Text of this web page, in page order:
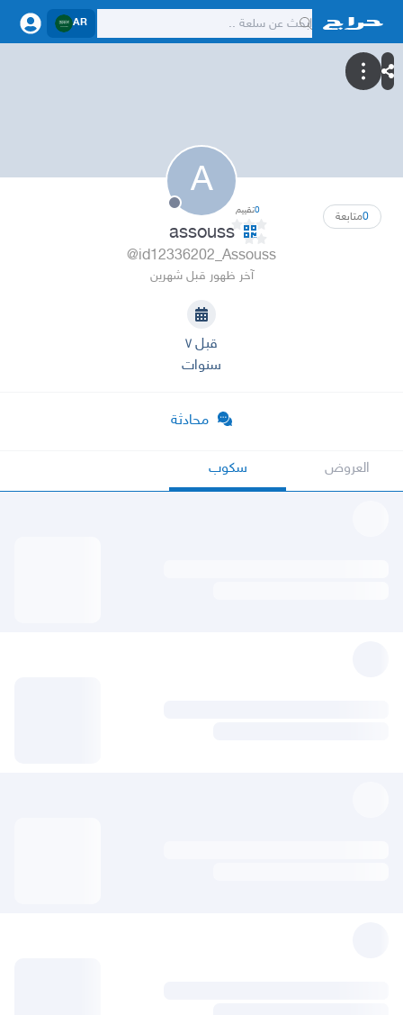
AR
A
0متابعة 0تقييم
assouss
@id12336202_Assouss
آخر ظهور قبل شهرين
قبل ٧
سنوات
محادثة
العروض سكوب